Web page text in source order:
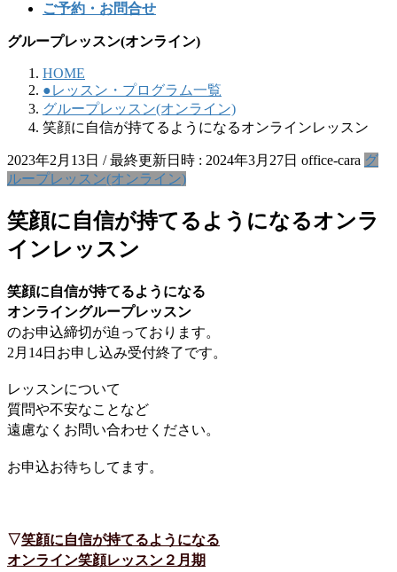
ご予約・お問合せ
グループレッスン(オンライン)
HOME
●レッスン・プログラム一覧
グループレッスン(オンライン)
笑顔に自信が持てるようになるオンラインレッスン
2023年2月13日 / 最終更新日時 : 2024年3月27日 office-cara グ
ループレッスン(オンライン)
笑顔に自信が持てるようになるオンラ
インレッスン
笑顔に自信が持てるようになる
オンライングループレッスン
のお申込締切が迫っております。
2月14日お申し込み受付終了です。
レッスンについて
質問や不安なことなど
遠慮なくお問い合わせください。
お申込お待ちしてます。
▽笑顔に自信が持てるようになる
オンライン笑顔レッスン２月期